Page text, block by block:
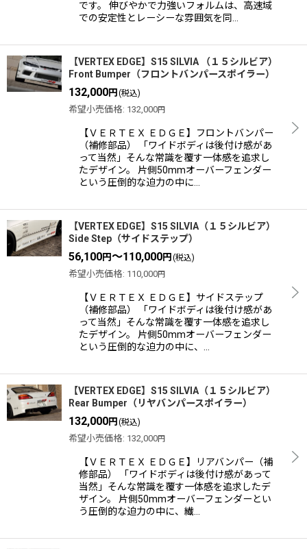
です。 伸びやかで力強いフォルムは、高速域
での安定性とレーシーな雰囲気を同…
【VERTEX EDGE】S15 SILVIA （１５シルビア）
Front Bumper（フロントバンパースポイラー）
132,000円 (税込)
希望小売価格: 132,000円
【ＶＥＲＴＥＸ ＥＤＧＥ】フロントバンパー
（補修部品） 「ワイドボディは後付け感があ
って当然」そんな常識を覆す一体感を追求し
たデザイン。 片側50mmオーバーフェンダー
という圧倒的な迫力の中に…
【VERTEX EDGE】S15 SILVIA（１５シルビア）
Side Step（サイドステップ）
56,100円～110,000円 (税込)
希望小売価格: 110,000円
【ＶＥＲＴＥＸ ＥＤＧＥ】サイドステップ
（補修部品） 「ワイドボディは後付け感があ
って当然」そんな常識を覆す一体感を追求し
たデザイン。 片側50mmオーバーフェンダー
という圧倒的な迫力の中に、…
【VERTEX EDGE】S15 SILVIA（１５シルビア）
Rear Bumper（リヤバンパースポイラー）
132,000円 (税込)
希望小売価格: 132,000円
【ＶＥＲＴＥＸ ＥＤＧＥ】リアバンパー（補
修部品） 「ワイドボディは後付け感があって
当然」そんな常識を覆す一体感を追求したデ
ザイン。 片側50mmオーバーフェンダーとい
う圧倒的な迫力の中に、繊…